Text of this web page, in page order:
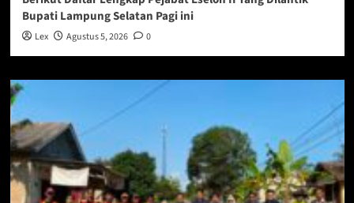
Bupati Lampung Selatan Pagi ini
Lex Agustus 5, 2026 0